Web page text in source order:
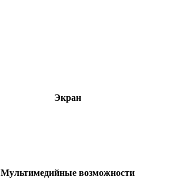
Экран
Мультимедийные возможности